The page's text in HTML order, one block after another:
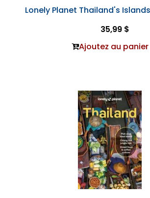
Lonely Planet Thailand's
35,99 $
Ajoutez au panier